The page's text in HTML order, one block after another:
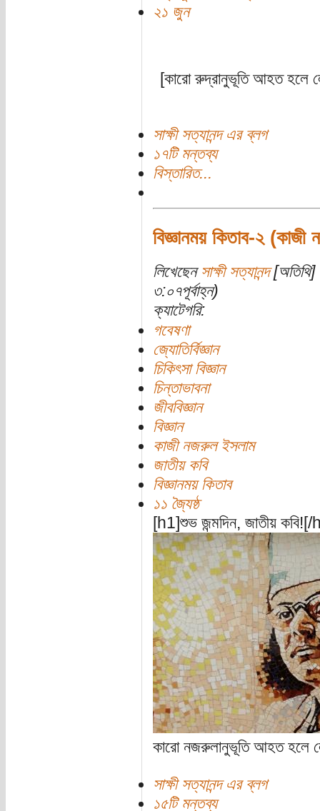
২১ জুন
[কারো রুদ্রানুভূতি আহত হলে
সাক্ষী সত্যানন্দ এর ব্লগ
১৭টি মন্তব্য
বিস্তারিত...
বিজ্ঞানময় কিতাব-২
লিখেছেন সাক্ষী সত্যানন্দ[অতিথি]
৩:০৭পূর্বাহ্ন)
ক্যাটেগরি:
গবেষণা
জ্যোতির্বিজ্ঞান
চিকিৎসা বিজ্ঞান
চিন্তাভাবনা
জীববিজ্ঞান
বিজ্ঞান
কাজী নজরুল ইসলাম
জাতীয় কবি
বিজ্ঞানময় কিতাব
১১ জ্যৈষ্ঠ
[h1]শুভ জন্মদিন, জাতীয় কবি![/
কারো নজরুলানুভূতি আহত হলে
সাক্ষী সত্যানন্দ এর ব্লগ
১৫টি মন্তব্য